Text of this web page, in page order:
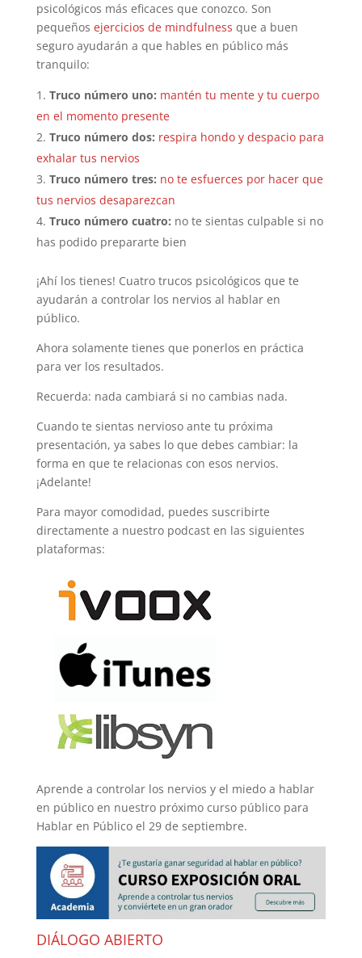
psicológicos más eficaces que conozco. Son
pequeños ejercicios de mindfulness que a buen
seguro ayudarán a que hables en público más
tranquilo:
Truco número uno: mantén tu mente y tu cuerpo
en el momento presente
Truco número dos: respira hondo y despacio para
exhalar tus nervios
Truco número tres: no te esfuerces por hacer que
tus nervios desaparezcan
Truco número cuatro: no te sientas culpable si no
has podido prepararte bien
¡Ahí los tienes! Cuatro trucos psicológicos que te
ayudarán a controlar los nervios al hablar en
público.
Ahora solamente tienes que ponerlos en práctica
para ver los resultados.
Recuerda: nada cambiará si no cambias nada.
Cuando te sientas nervioso ante tu próxima
presentación, ya sabes lo que debes cambiar: la
forma en que te relacionas con esos nervios.
¡Adelante!
Para mayor comodidad, puedes suscribirte
directamente a nuestro podcast en las siguientes
plataformas:
Aprende a controlar los nervios y el miedo a hablar
en público en nuestro próximo curso público para
Hablar en Público el 29 de septiembre.
DIÁLOGO ABIERTO